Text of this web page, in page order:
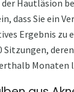
der Hautläsion
dass Sie ein
Ergebnis zu
Monaten